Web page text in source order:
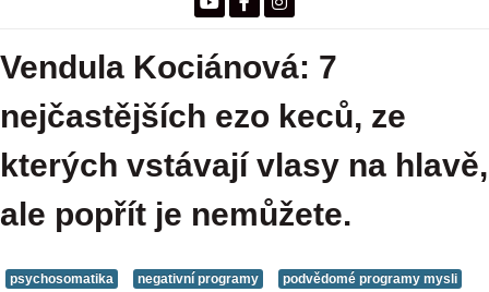
Vendula Kociánová: 7
nejčastějších ezo keců, ze
kterých vstávají vlasy na hlavě,
ale popřít je nemůžete.
psychosomatika negativní programy
podvědomé programy mysli